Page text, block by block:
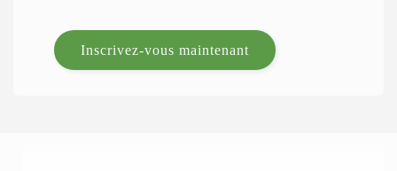
Inscrivez-vous maintenant